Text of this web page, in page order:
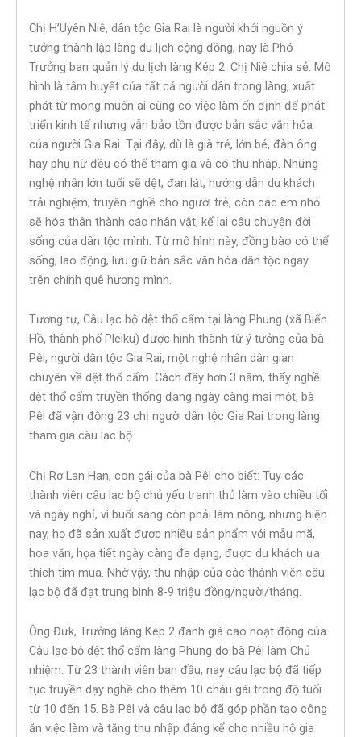
Chị H’Uyên Niê, dân tộc Gia Rai là người khởi nguồn ý
tưởng thành lập làng du lịch cộng đồng, nay là Phó
Trưởng ban quản lý du lịch làng Kép 2. Chị Niê chia sẻ: Mô
hình là tâm huyết của tất cả người dân trong làng, xuất
phát từ mong muốn ai cũng có việc làm ổn định để phát
triển kinh tế nhưng vẫn bảo tồn được bản sắc văn hóa
của người Gia Rai. Tại đây, dù là già trẻ, lớn bé, đàn ông
hay phụ nữ đều có thể tham gia và có thu nhập. Những
nghệ nhân lớn tuổi sẽ dệt, đan lát, hướng dẫn du khách
trải nghiệm, truyền nghề cho người trẻ, còn các em nhỏ
sẽ hóa thân thành các nhân vật, kể lại câu chuyện đời
sống của dân tộc mình. Từ mô hình này, đồng bào có thể
sống, lao động, lưu giữ bản sắc văn hóa dân tộc ngay
trên chính quê hương mình.
Tương tự, Câu lạc bộ dệt thổ cẩm tại làng Phung (xã Biển
Hồ, thành phố Pleiku) được hình thành từ ý tưởng của bà
Pêl, người dân tộc Gia Rai, một nghệ nhân dân gian
chuyên về dệt thổ cẩm. Cách đây hơn 3 năm, thấy nghề
dệt thổ cẩm truyền thống đang ngày càng mai một, bà
Pêl đã vận động 23 chị người dân tộc Gia Rai trong làng
tham gia câu lạc bộ.
Chị Rơ Lan Han, con gái của bà Pêl cho biết: Tuy các
thành viên câu lạc bộ chủ yếu tranh thủ làm vào chiều tối
và ngày nghỉ, vì buổi sáng còn phải làm nông, nhưng hiện
nay, họ đã sản xuất được nhiều sản phẩm với mẫu mã,
hoa văn, họa tiết ngày càng đa dạng, được du khách ưa
thích tìm mua. Nhờ vậy, thu nhập của các thành viên câu
lạc bộ đã đạt trung bình 8-9 triệu đồng/người/tháng.
Ông Đưk, Trưởng làng Kép 2 đánh giá cao hoạt động của
Câu lạc bộ dệt thổ cẩm làng Phung do bà Pêl làm Chủ
nhiệm. Từ 23 thành viên ban đầu, nay câu lạc bộ đã tiếp
tục truyền dạy nghề cho thêm 10 cháu gái trong độ tuổi
từ 10 đến 15. Bà Pêl và câu lạc bộ đã góp phần tạo công
ăn việc làm và tăng thu nhập đáng kể cho nhiều hộ gia